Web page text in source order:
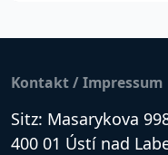
Kontakt / Impressum
Sitz: Masarykova
400 01 Ústí nad